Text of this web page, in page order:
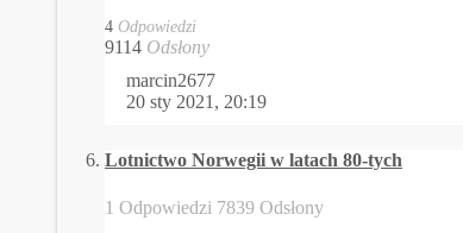
4 Odpowiedzi
9114 Odsłony
marcin2677
20 sty 2021, 20:19
Lotnictwo Norwegii w latach 80-tych
1 Odpowiedzi 7839 Odsłony